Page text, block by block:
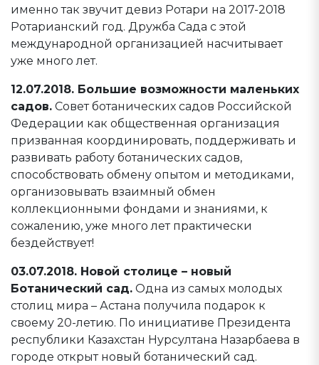
именно так звучит девиз Ротари на 2017-2018
Ротарианский год. Дружба Сада с этой
международной организацией насчитывает
уже много лет.
12.07.2018. Большие возможности маленьких
садов. Совет ботанических садов Российской
Федерации как общественная организация
призванная координировать, поддерживать и
развивать работу ботанических садов,
способствовать обмену опытом и методиками,
организовывать взаимный обмен
коллекционными фондами и знаниями, к
сожалению, уже много лет практически
бездействует!
03.07.2018. Новой столице – новый
Ботанический сад. Одна из самых молодых
столиц мира – Астана получила подарок к
своему 20-летию. По инициативе Президента
республики Казахстан Нурсултана Назарбаева в
городе открыт новый ботанический сад.